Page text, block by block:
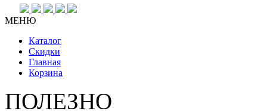
МЕНЮ
Каталог
Скидки
Главная
Корзина
ПОЛЕЗНО